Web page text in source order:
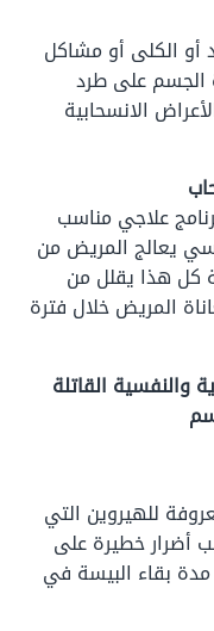
الكلى أو مشاكل
الجسم على طرد
الانسحابية
علاجي مناسب
يعالج المريض من
كل هذا يقلل من
المريض خلال فترة
والنفسية القاتلة
للهيروين التي
أضرار خطيرة على
بقاء البيسة في